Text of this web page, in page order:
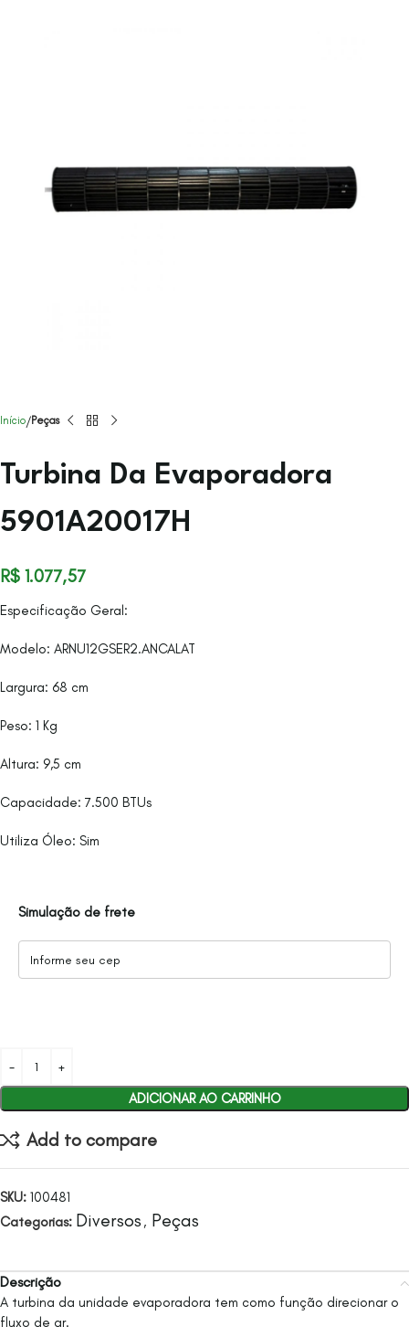
Início Peças
Turbina Da Evaporadora
5901A20017H
R$ 1.077,57
Especificação Geral:
Modelo: ARNU12GSER2.ANCALAT
Largura: 68 cm
Peso: 1 Kg
Altura: 9,5 cm
Capacidade: 7.500 BTUs
Utiliza Óleo: Sim
Simulação de frete
ADICIONAR AO CARRINHO
Add to compare
SKU: 100481
Categorias: Diversos , Peças
Descrição
A turbina da unidade evaporadora tem como função direcionar o
fluxo de ar.